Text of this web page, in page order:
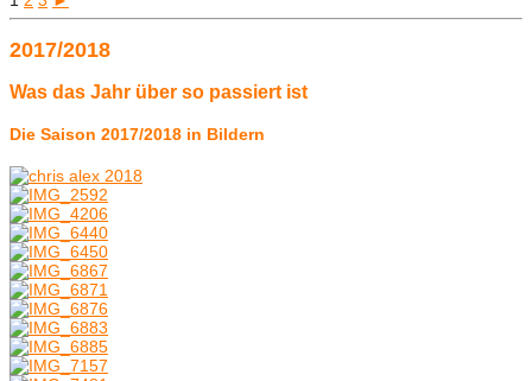
2017/2018
Was das Jahr über so passiert ist
Die Saison 2017/2018 in Bildern